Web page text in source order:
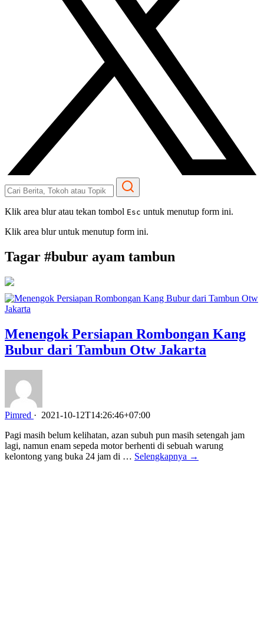
Klik area blur atau tekan tombol Esc untuk menutup form ini.
Klik area blur untuk menutup form ini.
Tagar #bubur ayam tambun
Menengok Persiapan Rombongan Kang
Bubur dari Tambun Otw Jakarta
Pimred · 2021-10-12T14:26:46+07:00
Pagi masih belum kelihatan, azan subuh pun masih setengah jam
lagi, namun enam sepeda motor berhenti di sebuah warung
kelontong yang buka 24 jam di … Selengkapnya →